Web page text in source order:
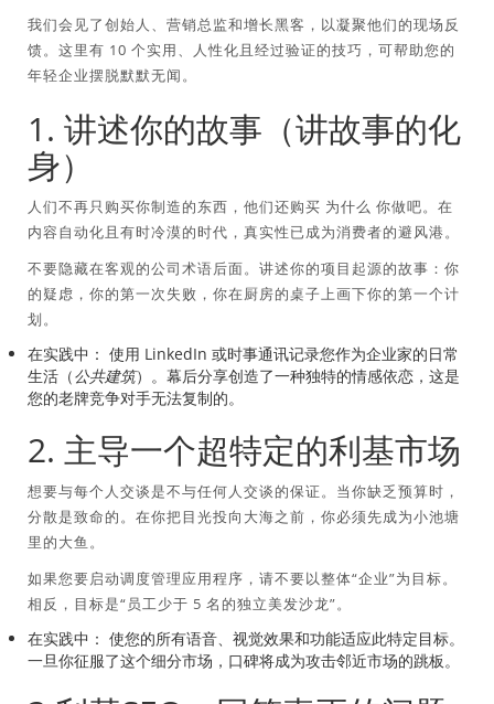
我们会见了创始人、营销总监和增长黑客，以凝聚他们的现场反
馈。这里有 10 个实用、人性化且经过验证的技巧，可帮助您的
年轻企业摆脱默默无闻。
1. 讲述你的故事（讲故事的化
身）
人们不再只购买你制造的东西，他们还购买 为什么 你做吧。在
内容自动化且有时冷漠的时代，真实性已成为消费者的避风港。
不要隐藏在客观的公司术语后面。讲述你的项目起源的故事：你
的疑虑，你的第一次失败，你在厨房的桌子上画下你的第一个计
划。
在实践中： 使用 LinkedIn 或时事通讯记录您作为企业家的日常
生活（公共建筑）。幕后分享创造了一种独特的情感依恋，这是
您的老牌竞争对手无法复制的。
2. 主导一个超特定的利基市场
想要与每个人交谈是不与任何人交谈的保证。当你缺乏预算时，
分散是致命的。在你把目光投向大海之前，你必须先成为小池塘
里的大鱼。
如果您要启动调度管理应用程序，请不要以整体“企业”为目标。
相反，目标是“员工少于 5 名的独立美发沙龙”。
在实践中： 使您的所有语音、视觉效果和功能适应此特定目标。
一旦你征服了这个细分市场，口碑将成为攻击邻近市场的跳板。